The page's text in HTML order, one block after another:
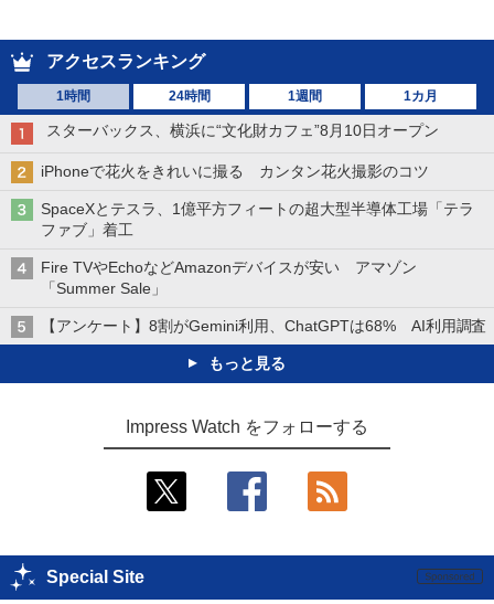
アクセスランキング
1時間 24時間 1週間 1カ月
スターバックス、横浜に“文化財カフェ”8月10日オープン
iPhoneで花火をきれいに撮る カンタン花火撮影のコツ
SpaceXとテスラ、1億平方フィートの超大型半導体工場「テラ
ファブ」着工
Fire TVやEchoなどAmazonデバイスが安い アマゾン
「Summer Sale」
【アンケート】8割がGemini利用、ChatGPTは68% AI利用調査
もっと見る
Impress Watch をフォローする
Special Site